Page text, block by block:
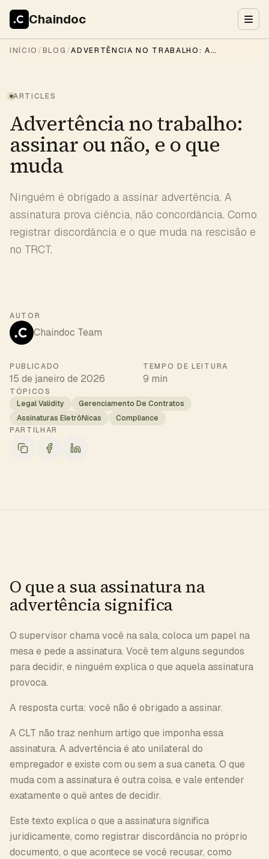
Chaindoc
INÍCIO /BLOG / ADVERTÊNCIA NO TRABALHO: ASSINAR OU NÃO, E O QUE MUDA
ARTICLES
Advertência no trabalho:
assinar ou não, e o que
muda
Ninguém é obrigado a assinar advertência. A
assinatura prova ciência, não concordância. Como
registrar discordância e o que muda na rescisão e
no TRCT.
AUTOR
Chaindoc Team
PUBLICADO
15 de janeiro de 2026
TEMPO DE LEITURA
9 min
TÓPICOS
Legal Validity
Gerenciamento De Contratos
Assinaturas EletrôNicas
Compliance
PARTILHAR
O que a sua assinatura na
advertência significa
O supervisor chama você na sala, coloca um papel na
mesa e pede a assinatura. Você tem alguns segundos
para decidir, e ninguém explica o que aquela assinatura
provoca.
A resposta curta: você não é obrigado a assinar.
A CLT não traz nenhum artigo que imponha essa
assinatura. A advertência é ato unilateral do
empregador e existe com ou sem a sua caneta. O que
muda com a assinatura é outra coisa, e vale entender
exatamente o quê antes de decidir.
Este texto explica o que a assinatura significa
juridicamente, como registrar discordância no próprio
documento, o que acontece se você recusar, como